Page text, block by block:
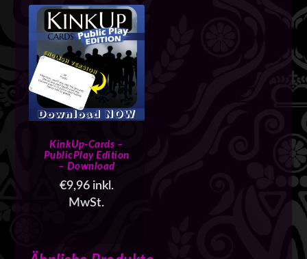
KinkUp-Cards –
PublicPlay Edition
– Download
€9,96 inkl.
MwSt.